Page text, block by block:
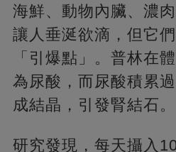
海鮮、動物內臟、濃
讓人垂涎欲滴，但它
「引爆點」。普林在
為尿酸，而尿酸積累
成結晶，引發腎結石。
研究發現，每天攝入